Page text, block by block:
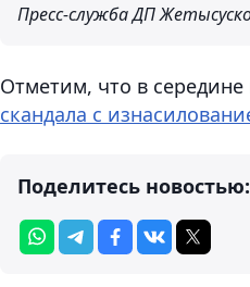
Пресс-служба ДП
Отметим, что в
скандала с
Поделитесь новостью: